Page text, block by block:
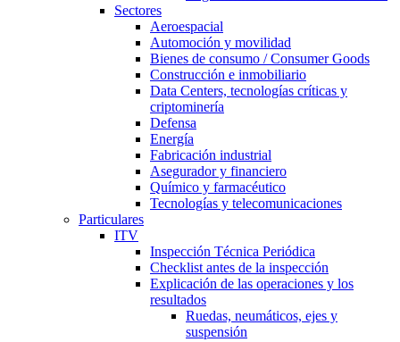
Sectores
Aeroespacial
Automoción y movilidad
Bienes de consumo / Consumer Goods
Construcción e inmobiliario
Data Centers, tecnologías críticas y
criptominería
Defensa
Energía
Fabricación industrial
Asegurador y financiero
Químico y farmacéutico
Tecnologías y telecomunicaciones
Particulares
ITV
Inspección Técnica Periódica
Checklist antes de la inspección
Explicación de las operaciones y los
resultados
Ruedas, neumáticos, ejes y
suspensión